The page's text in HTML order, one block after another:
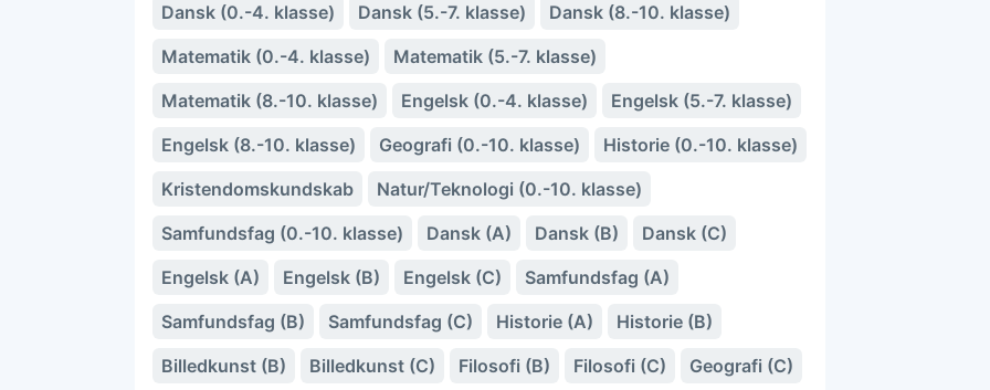
Dansk (0.-4. klasse) Dansk (5.-7. klasse)
Dansk (8.-10. klasse)
Matematik (0.-4. klasse)
Matematik (5.-7. klasse)
Matematik (8.-10. klasse)
Engelsk (0.-4. klasse)
Engelsk (5.-7. klasse)
Engelsk (8.-10. klasse)
Geografi (0.-10. klasse)
Historie (0.-10. klasse)
Kristendomskundskab
Natur/Teknologi (0.-10. klasse)
Samfundsfag (0.-10. klasse)
Dansk (A) Dansk (B)
Dansk (C)
Engelsk (A)
Engelsk (B) Engelsk (C)
Samfundsfag (A)
Samfundsfag (B)
Samfundsfag (C) Historie (A)
Historie (B)
Billedkunst (B)
Billedkunst (C) Filosofi (B) Filosofi (C)
Geografi (C)